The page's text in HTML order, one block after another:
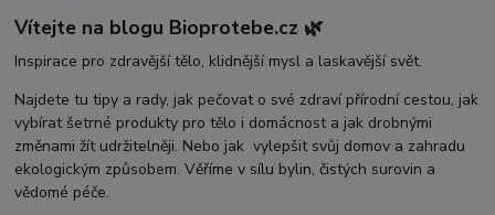
Jak se zbavit lupů
Příčiny lupů Léčba lupů
Suchá pokožka hlavy a lupy
Přírodní prostředky na lupy
Mastná pokožka hlavy a lupy
Svědění pokožky hlavy
Kvasinky a lupy
diadnostické testy
měření moči
hodnota pH kyselý zásaditý
neutrální
měření pH
Vítejte na blogu Bioprotebe.cz 🌿
Inspirace pro zdravější tělo, klidnější mysl a laskavější svět.
Najdete tu tipy a rady, jak pečovat o své zdraví přírodní cestou, jak
vybírat šetrné produkty pro tělo i domácnost a jak drobnými
změnami žít udržitelněji. Nebo jak vylepšit svůj domov a zahradu
ekologickým způsobem. Věříme v sílu bylin, čistých surovin a
vědomé péče.